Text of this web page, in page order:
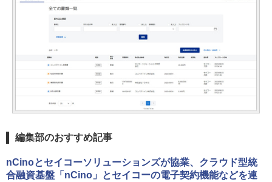
編集部のおすすめ記事
nCinoとセイコーソリューションズが協業、クラウド型統
合融資基盤「nCino」とセイコーの電子契約機能などを連